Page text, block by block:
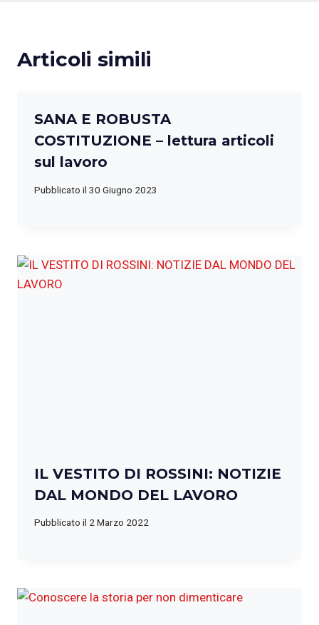
Articoli simili
SANA E ROBUSTA
COSTITUZIONE – lettura articoli
sul lavoro
Pubblicato il 30 Giugno 2023
IL VESTITO DI ROSSINI: NOTIZIE
DAL MONDO DEL LAVORO
Pubblicato il 2 Marzo 2022